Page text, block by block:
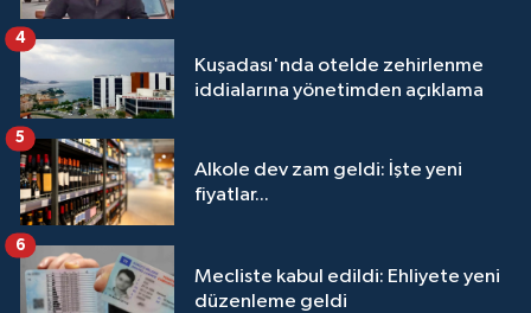
Kuşadası'nda otelde zehirlenme
iddialarına yönetimden açıklama
4
Alkole dev zam geldi: İşte yeni
fiyatlar...
5
Mecliste kabul edildi: Ehliyete yeni
düzenleme geldi
6